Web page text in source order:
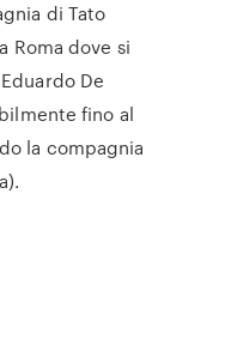
di Tato
Roma dove si
De
fino al
la compagnia